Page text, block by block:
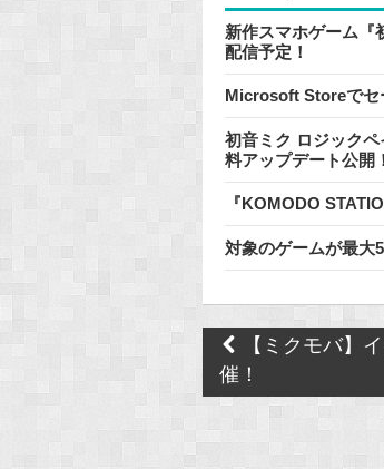
新作スマホゲーム『
配信予定！
Microsoft Storeでセ
初音ミク ロジック
料アップデート公開！
『KOMODO
対象のゲームが最大
Post
navigation
【ミクモバ】イ
催！